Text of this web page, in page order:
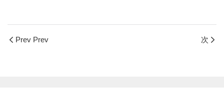
Prev Prev 次